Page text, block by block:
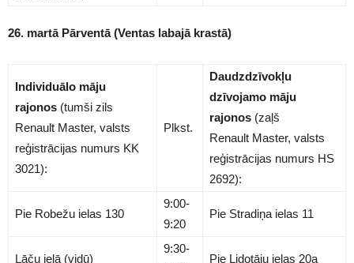
26. martā Pārventā (Ventas labajā krastā)
Individuālo māju
rajonos (tumši zils
Renault Master, valsts
reģistrācijas numurs KK
3021):
Plkst.
Daudzdzīvokļu
dzīvojamo māju
rajonos (zaļš
Renault Master, valsts
reģistrācijas numurs HS
2692):
Pie Robežu ielas 130
9:00-
9:20
Pie Stradiņa ielas 11
Lāču ielā (vidū)
9:30-
Pie Lidotāju ielas 20a